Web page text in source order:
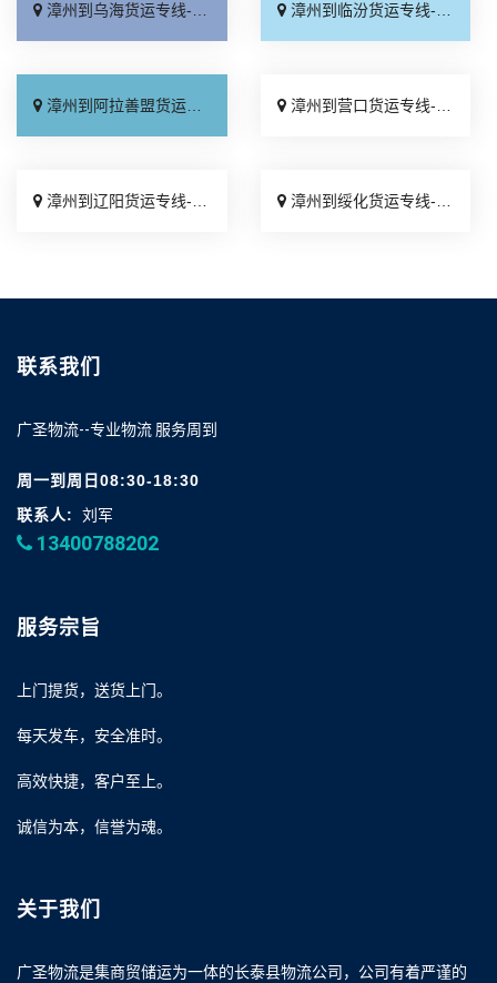
漳州到乌海货运专线-漳州到乌海物流公司_送货上门「送货到门」 漳州到临汾货运专线-漳州到临汾物流公司_费用多少「运价实惠」
漳州到阿拉善盟货运专线-漳州到阿拉善盟物流公司_快速响应「直达不中转」 漳州到营口货运专线-漳州到营口物流公司_资质齐全「按时送达」
漳州到辽阳货运专线-漳州到辽阳物流公司_合理收费「快速响应」 漳州到绥化货运专线-漳州到绥化物流公司_不随意加价「高效快运」
联系我们
广圣物流--专业物流 服务周到
周一到周日08:30-18:30
联系人:
刘军
13400788202
服务宗旨
上门提货，送货上门。
每天发车，安全准时。
高效快捷，客户至上。
诚信为本，信誉为魂。
关于我们
广圣物流是集商贸储运为一体的长泰县物流公司，公司有着严谨的